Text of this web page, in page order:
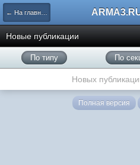
← На главную
Новые публикации
По типу По
Новых
Полная версия